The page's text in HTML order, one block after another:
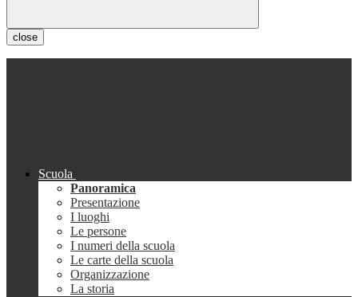
close
Scuola
Panoramica
Presentazione
I luoghi
Le persone
I numeri della scuola
Le carte della scuola
Organizzazione
La storia